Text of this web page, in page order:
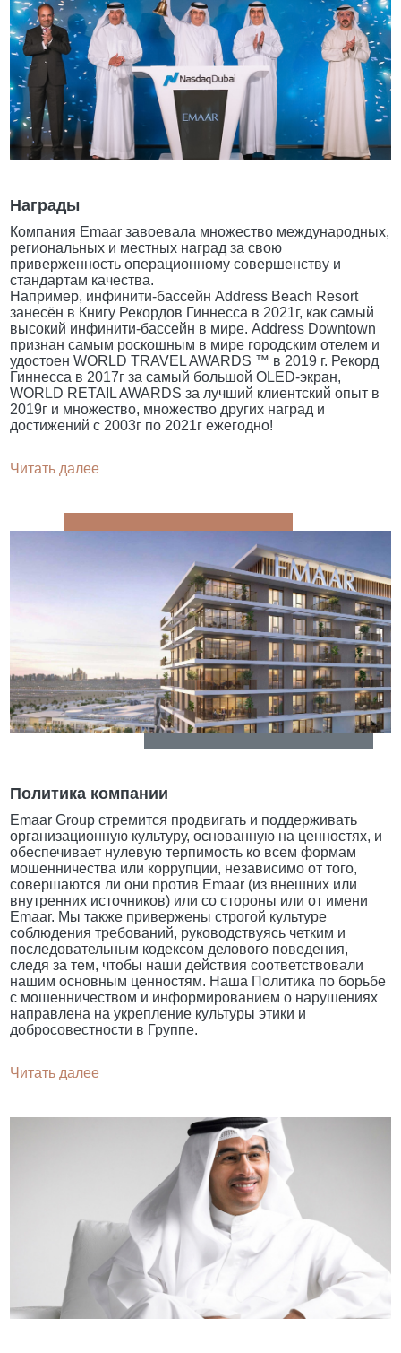
Награды
Компания Emaar завоевала множество международных,
региональных и местных наград за свою
приверженность операционному совершенству и
стандартам качества.
Например, инфинити-бассейн Address Beach Resort
занесён в Книгу Рекордов Гиннесса в 2021г, как самый
высокий инфинити-бассейн в мире. Address Downtown
признан самым роскошным в мире городским отелем и
удостоен WORLD TRAVEL AWARDS ™ в 2019 г. Рекорд
Гиннесса в 2017г за самый большой OLED-экран,
WORLD RETAIL AWARDS за лучший клиентский опыт в
2019г и множество, множество других наград и
достижений с 2003г по 2021г ежегодно!
Читать далее
Политика компании
Emaar Group стремится продвигать и поддерживать
организационную культуру, основанную на ценностях, и
обеспечивает нулевую терпимость ко всем формам
мошенничества или коррупции, независимо от того,
совершаются ли они против Emaar (из внешних или
внутренних источников) или со стороны или от имени
Emaar. Мы также привержены строгой культуре
соблюдения требований, руководствуясь четким и
последовательным кодексом делового поведения,
следя за тем, чтобы наши действия соответствовали
нашим основным ценностям. Наша Политика по борьбе
с мошенничеством и информированием о нарушениях
направлена ​​на укрепление культуры этики и
добросовестности в Группе.
Читать далее